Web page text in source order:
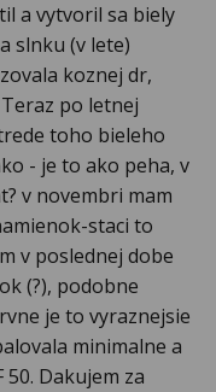
a vytvoril sa biely
slnku (v lete)
koznej dr,
po letnej
toho bieleho
- je to ako peha, v
v novembri mam
staci to
v poslednej dobe
(?), podobne
je to vyraznejsie
minimalne a
Dakujem za